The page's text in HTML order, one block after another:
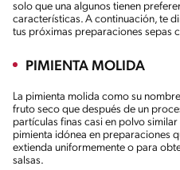
solo que una algunos tienen
características. A continuación, te
tus próximas preparaciones sepas
PIMIENTA MOLIDA
La pimienta molida como su
fruto seco que después de un
partículas finas casi en polvo
pimienta idónea en preparaciones
extienda uniformemente o para
salsas.